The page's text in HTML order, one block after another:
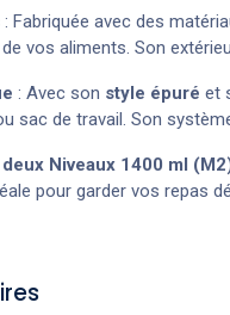
: Fabriquée avec des
vos aliments. Son
: Avec son style épuré et
sac de travail. Son
Niveaux 1400 ml
pour garder vos repas